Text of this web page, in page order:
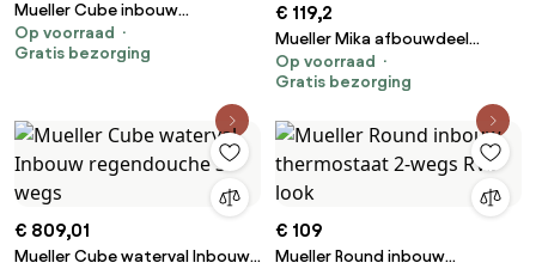
Mueller Cube inbouw
regendouche, plafondarm,
30cm kop
Op voorraad
Gratis bezorging
€ 119,2
Mueller Mika afbouwdeel
thermostaatkraan 3 weg
chroom
Op voorraad
Gratis bezorging
€ 809,01
Mueller Cube waterval Inbouw
€ 109
Mueller Round inbouw